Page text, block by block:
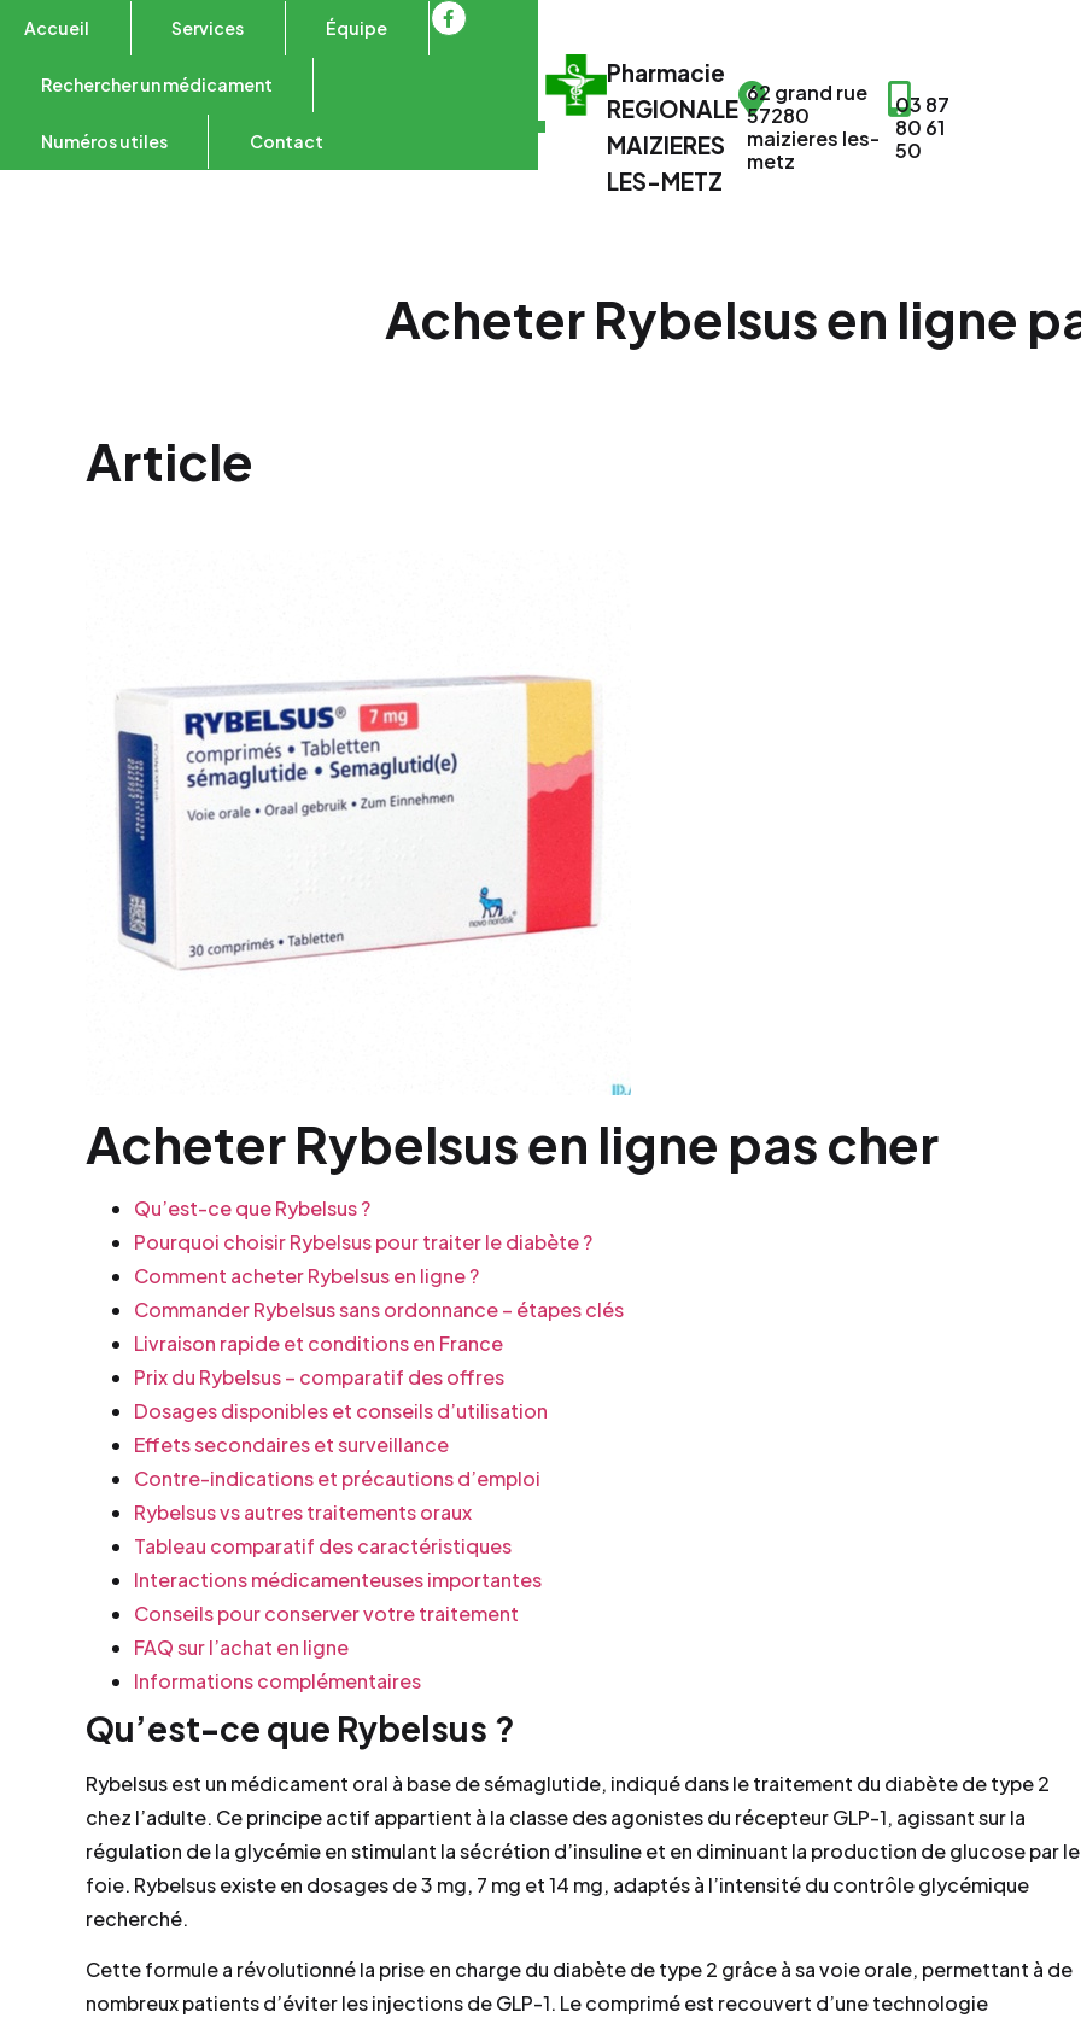
Pharmacie
REGIONALE
MAIZIERES
LES-METZ
62 grand rue
57280
maizieres les-
metz
03 87
80 61
50
Accueil Services Équipe
Rechercher un médicament
Numéros utiles Contact
Acheter Rybelsus en ligne
Article
Acheter Rybelsus en ligne pas cher
Qu’est-ce que Rybelsus ?
Pourquoi choisir Rybelsus pour traiter le diabète ?
Comment acheter Rybelsus en ligne ?
Commander Rybelsus sans ordonnance – étapes clés
Livraison rapide et conditions en France
Prix du Rybelsus – comparatif des offres
Dosages disponibles et conseils d’utilisation
Effets secondaires et surveillance
Contre-indications et précautions d’emploi
Rybelsus vs autres traitements oraux
Tableau comparatif des caractéristiques
Interactions médicamenteuses importantes
Conseils pour conserver votre traitement
FAQ sur l’achat en ligne
Informations complémentaires
Qu’est-ce que Rybelsus ?
Rybelsus est un médicament oral à base de sémaglutide, indiqué dans le traitement du diabète de type 2
chez l’adulte. Ce principe actif appartient à la classe des agonistes du récepteur GLP-1, agissant sur la
régulation de la glycémie en stimulant la sécrétion d’insuline et en diminuant la production de glucose par le
foie. Rybelsus existe en dosages de 3 mg, 7 mg et 14 mg, adaptés à l’intensité du contrôle glycémique
recherché.
Cette formule a révolutionné la prise en charge du diabète de type 2 grâce à sa voie orale, permettant à de
nombreux patients d’éviter les injections de GLP-1. Le comprimé est recouvert d’une technologie